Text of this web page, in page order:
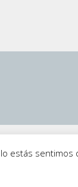
estás